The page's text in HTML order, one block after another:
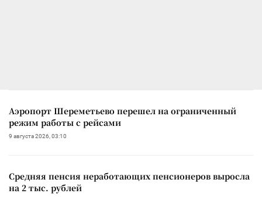
Аэропорт Шереметьево перешел на ограниченный
режим работы с рейсами
9 августа 2026, 03:10
Средняя пенсия неработающих пенсионеров выросла
на 2 тыс. рублей